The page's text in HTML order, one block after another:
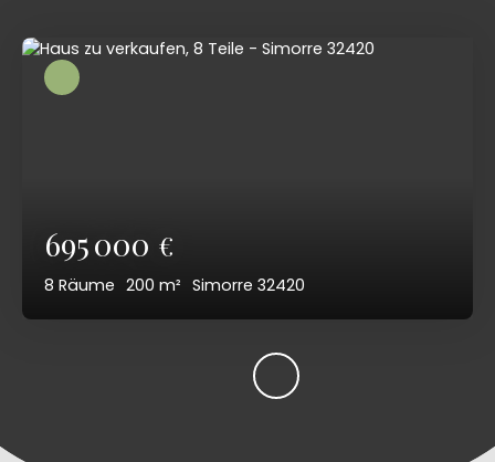
695 000 €
8 Räume 200 m² Simorre 32420